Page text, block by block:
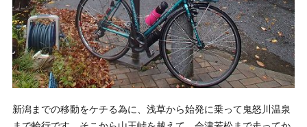
新潟までの移動をケチる為に、浅草から始発に乗って鬼怒川温泉